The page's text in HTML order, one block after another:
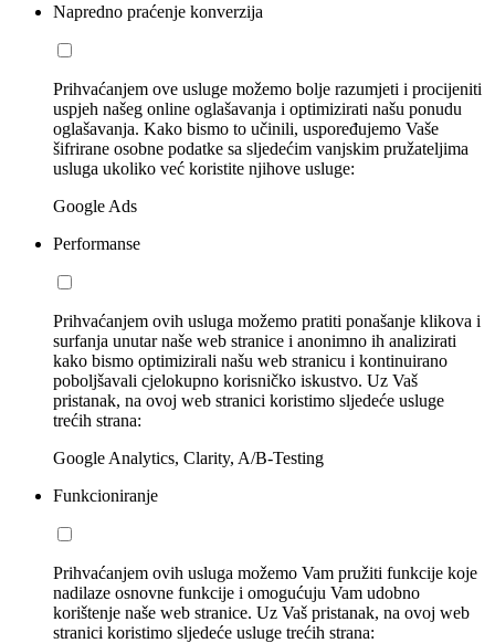
Napredno praćenje konverzija
Prihvaćanjem ove usluge možemo bolje razumjeti i procijeniti
uspjeh našeg online oglašavanja i optimizirati našu ponudu
oglašavanja. Kako bismo to učinili, uspoređujemo Vaše
šifrirane osobne podatke sa sljedećim vanjskim pružateljima
usluga ukoliko već koristite njihove usluge:
Google Ads
Performanse
Prihvaćanjem ovih usluga možemo pratiti ponašanje klikova i
surfanja unutar naše web stranice i anonimno ih analizirati
kako bismo optimizirali našu web stranicu i kontinuirano
poboljšavali cjelokupno korisničko iskustvo. Uz Vaš
pristanak, na ovoj web stranici koristimo sljedeće usluge
trećih strana:
Google Analytics, Clarity, A/B-Testing
Funkcioniranje
Prihvaćanjem ovih usluga možemo Vam pružiti funkcije koje
nadilaze osnovne funkcije i omogućuju Vam udobno
korištenje naše web stranice. Uz Vaš pristanak, na ovoj web
stranici koristimo sljedeće usluge trećih strana: